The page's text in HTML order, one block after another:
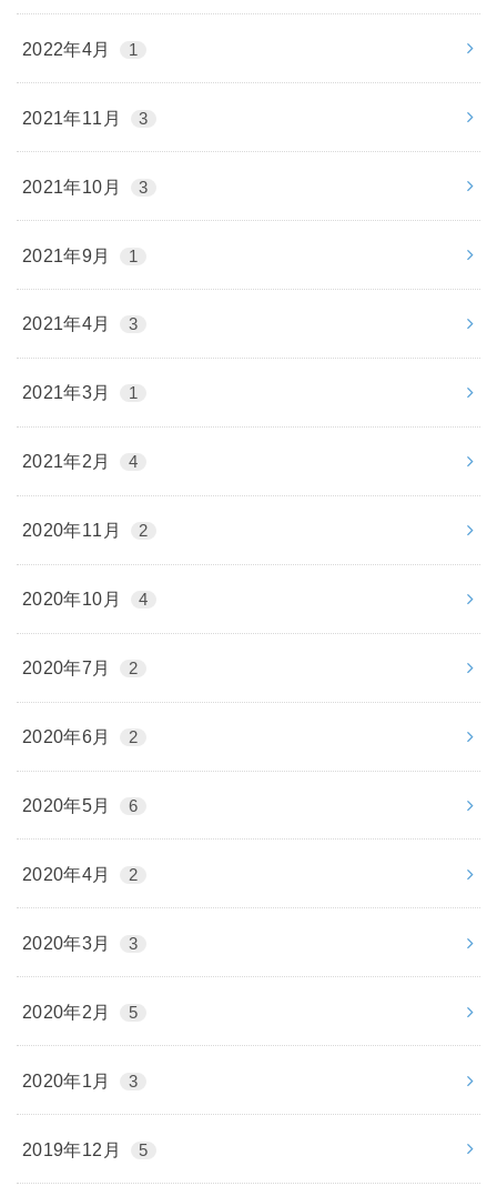
2022年4月 1
2021年11月 3
2021年10月 3
2021年9月 1
2021年4月 3
2021年3月 1
2021年2月 4
2020年11月 2
2020年10月 4
2020年7月 2
2020年6月 2
2020年5月 6
2020年4月 2
2020年3月 3
2020年2月 5
2020年1月 3
2019年12月 5